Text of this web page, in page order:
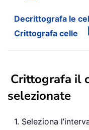
Decrittografa le
Crittografa celle
Crittografa il
selezionate
1. Seleziona